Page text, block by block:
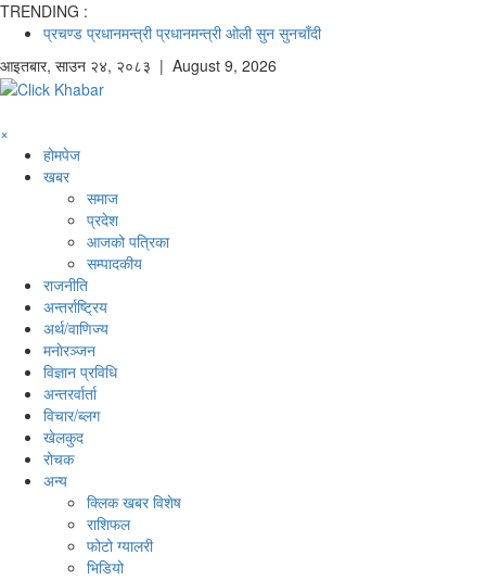
TRENDING :
प्रचण्ड प्रधानमन्त्री प्रधानमन्त्री ओली सुन सुनचाँदी
आइतबार, साउन २४, २०८३ | August 9, 2026
×
होमपेज
खबर
समाज
प्रदेश
आजको पत्रिका
सम्पादकीय
राजनीति
अन्तर्राष्ट्रिय
अर्थ/वाणिज्य
मनाेरञ्जन
विज्ञान प्रविधि
अन्तरर्वार्ता
विचार/ब्लग
खेलकुद
रोचक
अन्य
क्लिक खबर विशेष
राशिफल
फोटो ग्यालरी
भिडियो